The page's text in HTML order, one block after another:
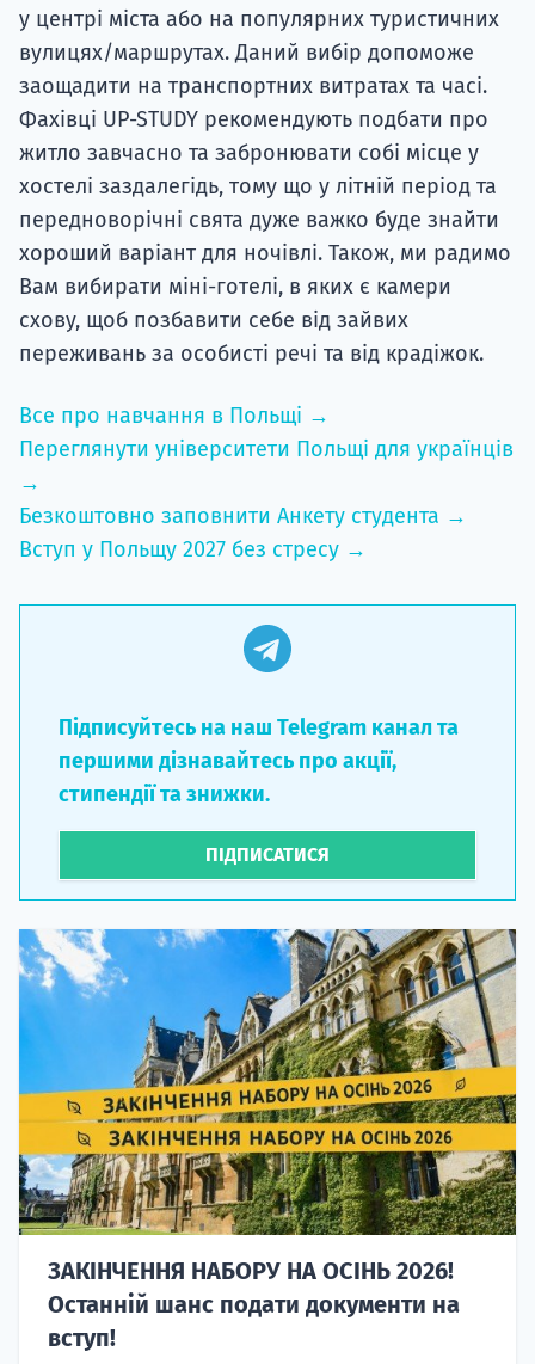
у центрі міста або на популярних туристичних
вулицях/маршрутах. Даний вибір допоможе
заощадити на транспортних витратах та часі.
Фахівці UP-STUDY рекомендують подбати про
житло завчасно та забронювати собі місце у
хостелі заздалегідь, тому що у літній період та
передноворічні свята дуже важко буде знайти
хороший варіант для ночівлі. Також, ми радимо
Вам вибирати міні-готелі, в яких є камери
схову, щоб позбавити себе від зайвих
переживань за особисті речі та від крадіжок.
Все про навчання в Польщі →
Переглянути університети Польщі для українців
→
Безкоштовно заповнити Анкету студента →
Вступ у Польщу 2027 без стресу →
Підписуйтесь на наш Telegram канал та
першими дізнавайтесь про акції,
стипендії та знижки.
ПІДПИСАТИСЯ
ЗАКІНЧЕННЯ НАБОРУ НА ОСІНЬ 2026!
Останній шанс подати документи на
вступ!